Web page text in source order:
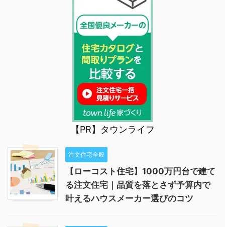
【PR】タウンライフ
注文住宅全般
【ローコスト住宅】1000万円台で建て
る注文住宅｜品質を落とさず予算内で
叶えるハウスメーカー選びのコツ